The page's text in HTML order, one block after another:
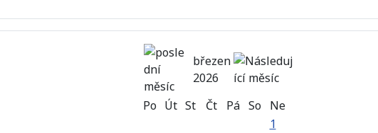
březen
2026
Po Út St Čt Pá So
Ne
1